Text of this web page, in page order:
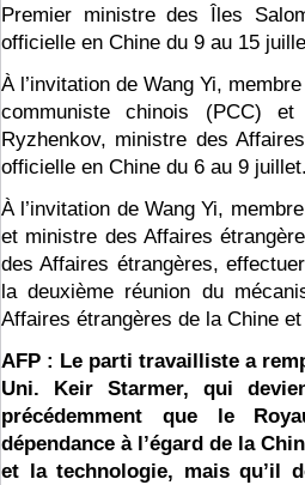
Premier ministre des Îles
officielle en Chine du 9 au 15
À l’invitation de Wang Yi,
communiste chinois (PCC)
Ryzhenkov, ministre des
officielle en Chine du 6 au 9
À l’invitation de Wang Yi,
et ministre des Affaires
des Affaires étrangères,
la deuxième réunion du
Affaires étrangères de la Chine
AFP : Le parti travailliste a
Uni. Keir Starmer, qui
précédemment que le
dépendance à l’égard de la
et la technologie, mais qu’il